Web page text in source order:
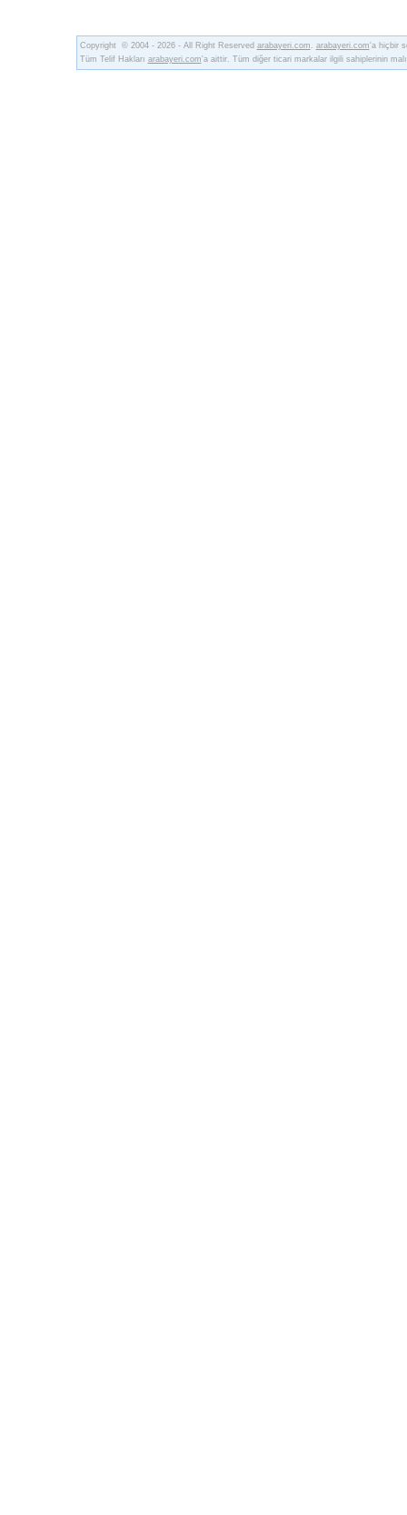
Copyright © 2004 - 2026 - All Right Reserved arabayeri.com . arabayeri.com'a hiçbir
Tüm Telif Hakları arabayeri.com'a aittir. Tüm diğer ticari markalar ilgili sahiplerinin